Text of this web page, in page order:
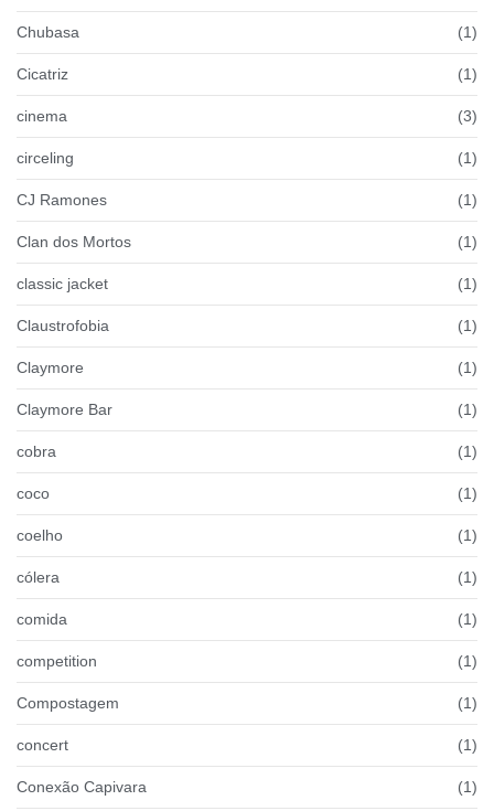
Chubasa (1)
Cicatriz (1)
cinema (3)
circeling (1)
CJ Ramones (1)
Clan dos Mortos (1)
classic jacket (1)
Claustrofobia (1)
Claymore (1)
Claymore Bar (1)
cobra (1)
coco (1)
coelho (1)
cólera (1)
comida (1)
competition (1)
Compostagem (1)
concert (1)
Conexão Capivara (1)